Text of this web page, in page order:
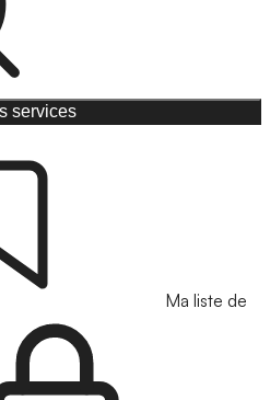
services
Ma liste de